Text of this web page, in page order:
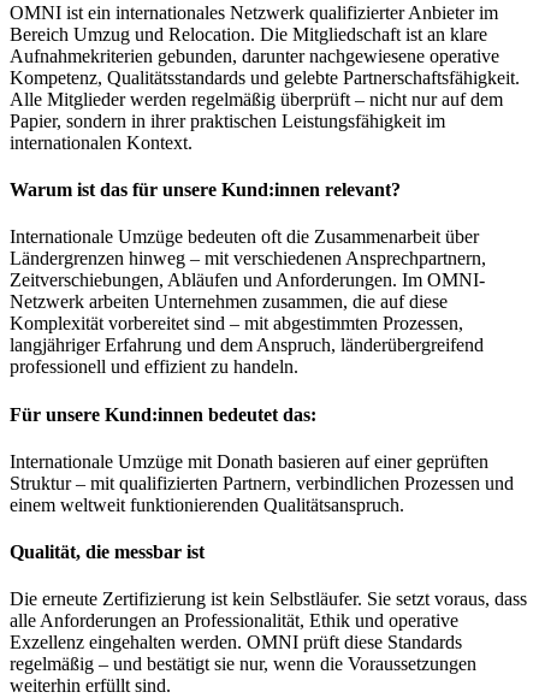
OMNI ist ein internationales Netzwerk qualifizierter Anbieter im
Bereich Umzug und Relocation. Die Mitgliedschaft ist an klare
Aufnahmekriterien gebunden, darunter nachgewiesene operative
Kompetenz, Qualitätsstandards und gelebte Partnerschaftsfähigkeit.
Alle Mitglieder werden regelmäßig überprüft – nicht nur auf dem
Papier, sondern in ihrer praktischen Leistungsfähigkeit im
internationalen Kontext.
Warum ist das für unsere Kund:innen relevant?
Internationale Umzüge bedeuten oft die Zusammenarbeit über
Ländergrenzen hinweg – mit verschiedenen Ansprechpartnern,
Zeitverschiebungen, Abläufen und Anforderungen. Im OMNI-
Netzwerk arbeiten Unternehmen zusammen, die auf diese
Komplexität vorbereitet sind – mit abgestimmten Prozessen,
langjähriger Erfahrung und dem Anspruch, länderübergreifend
professionell und effizient zu handeln.
Für unsere Kund:innen bedeutet das:
Internationale Umzüge mit Donath basieren auf einer geprüften
Struktur – mit qualifizierten Partnern, verbindlichen Prozessen und
einem weltweit funktionierenden Qualitätsanspruch.
Qualität, die messbar ist
Die erneute Zertifizierung ist kein Selbstläufer. Sie setzt voraus, dass
alle Anforderungen an Professionalität, Ethik und operative
Exzellenz eingehalten werden. OMNI prüft diese Standards
regelmäßig – und bestätigt sie nur, wenn die Voraussetzungen
weiterhin erfüllt sind.